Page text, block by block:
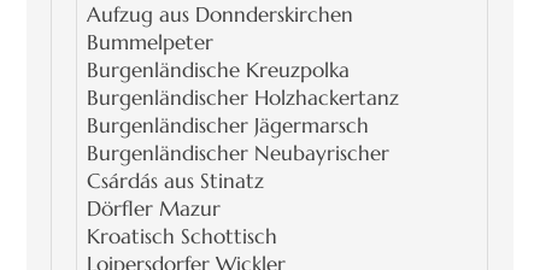
Aufzug aus Donnderskirchen
Bummelpeter
Burgenländische Kreuzpolka
Burgenländischer Holzhackertanz
Burgenländischer Jägermarsch
Burgenländischer Neubayrischer
Csárdás aus Stinatz
Dörfler Mazur
Kroatisch Schottisch
Loipersdorfer Wickler